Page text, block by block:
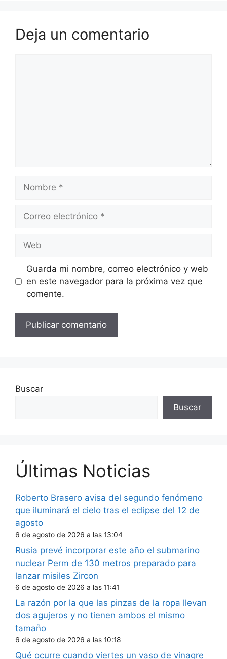
Deja un comentario
electrónico
Guarda mi nombre, correo electrónico y web
en este navegador para la próxima vez que
comente.
Buscar
Buscar
Últimas Noticias
Roberto Brasero avisa del segundo fenómeno
que iluminará el cielo tras el eclipse del 12 de
agosto
6 de agosto de 2026 a las 13:04
Rusia prevé incorporar este año el submarino
nuclear Perm de 130 metros preparado para
lanzar misiles Zircon
6 de agosto de 2026 a las 11:41
La razón por la que las pinzas de la ropa llevan
dos agujeros y no tienen ambos el mismo
tamaño
6 de agosto de 2026 a las 10:18
Qué ocurre cuando viertes un vaso de vinagre